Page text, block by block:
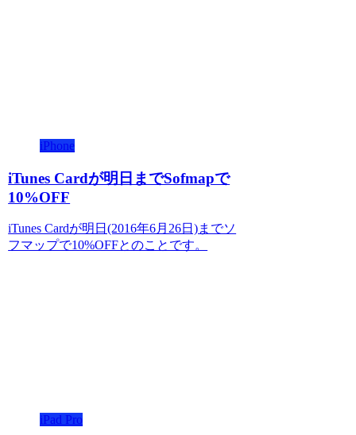
iPhone
iTunes Cardが明日までSofmapで
10%OFF
iTunes Cardが明日(2016年6月26日)までソ
フマップで10%OFFとのことです。
iPad Pro